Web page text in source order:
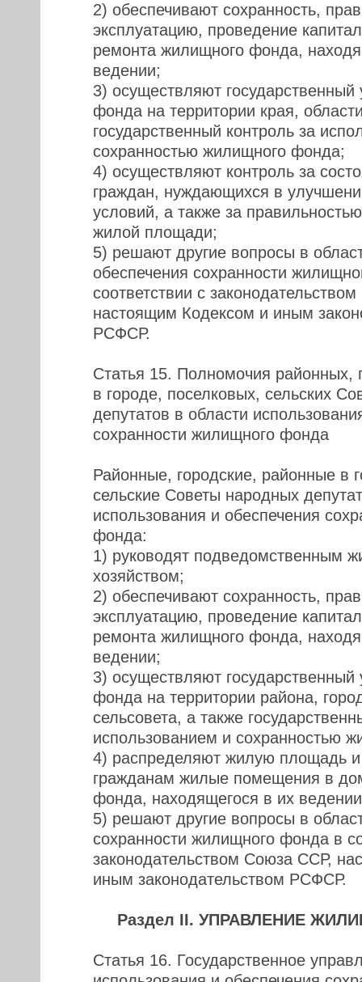
2) обеспечивают сохранность,
эксплуатацию, проведение
ремонта жилищного фонда,
ведении;
3) осуществляют государственный
фонда на территории края,
государственный контроль за
сохранностью жилищного фонда;
4) осуществляют контроль за
граждан, нуждающихся в
условий, а также за
жилой площади;
5) решают другие вопросы в
обеспечения сохранности
соответствии с
настоящим Кодексом и иным
РСФСР.
Статья 15. Полномочия районных,
в городе, поселковых, сельских
депутатов в области
сохранности жилищного фонда
Районные, городские, районные в
сельские Советы народных
использования и обеспечения
фонда:
1) руководят подведомственным
хозяйством;
2) обеспечивают сохранность,
эксплуатацию, проведение
ремонта жилищного фонда,
ведении;
3) осуществляют государственный
фонда на территории района,
сельсовета, а также
использованием и сохранностью
4) распределяют жилую площадь
гражданам жилые помещения в
фонда, находящегося в их
5) решают другие вопросы в
сохранности жилищного фонда в
законодательством Союза ССР,
иным законодательством РСФСР.
Раздел II. УПРАВЛЕНИЕ
Статья 16. Государственное